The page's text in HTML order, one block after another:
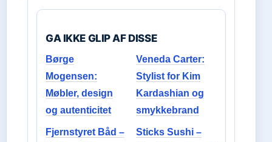
GA IKKE GLIP AF DISSE
Børge
Mogensen:
Møbler, design
og autenticitet
Veneda Carter:
Stylist for Kim
Kardashian og
smykkebrand
Fjernstyret Båd –
Sticks Sushi –